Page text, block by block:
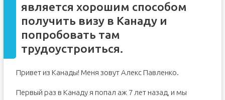
является хорошим способом
получить визу в Канаду и
попробовать там
трудоустроиться.
Привет из Канады! Меня зовут Алекс Павленко.
Первый раз в Канаду я попал аж 7 лет назад, и мы